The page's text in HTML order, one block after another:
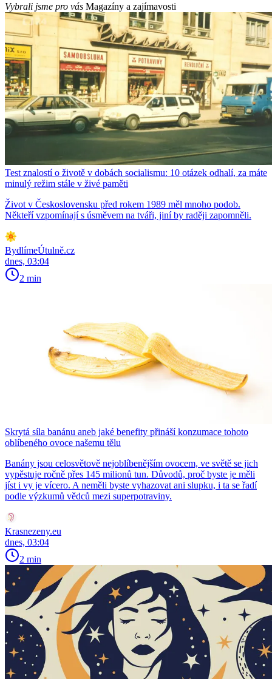
Vybrali jsme pro vás Magazíny a zajímavosti
Test znalostí o životě v dobách socialismu: 10 otázek odhalí, za máte
minulý režim stále v živé paměti
Život v Československu před rokem 1989 měl mnoho podob.
Někteří vzpomínají s úsměvem na tváři, jiní by raději zapomněli.
BydlímeÚtulně.cz
dnes, 03:04
2 min
Skrytá síla banánu aneb jaké benefity přináší konzumace tohoto
oblíbeného ovoce našemu tělu
Banány jsou celosvětově nejoblíbenějším ovocem, ve světě se jich
vypěstuje ročně přes 145 milionů tun. Důvodů, proč byste je měli
jíst i vy je vícero. A neměli byste vyhazovat ani slupku, i ta se řadí
podle výzkumů vědců mezi superpotraviny.
Krasnezeny.eu
dnes, 03:04
2 min